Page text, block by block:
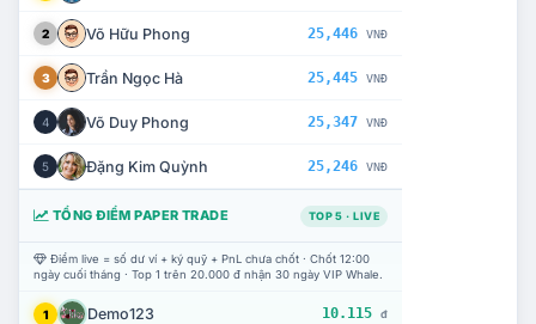
2 Võ Hữu Phong 25,446 VNĐ
3 Trần Ngọc Hà 25,445 VNĐ
4 Võ Duy Phong 25,347 VNĐ
5 Đặng Kim Quỳnh 25,246 VNĐ
TỔNG ĐIỂM PAPER TRADE TOP 5 · LIVE
Điểm live = số dư ví + ký quỹ + PnL chưa chốt · Chốt 12:00
ngày cuối tháng · Top 1 trên 20.000 đ nhận 30 ngày VIP Whale.
1 Demo123 10.115 đ